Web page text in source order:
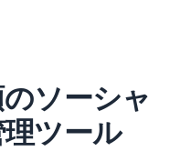
ソーシャ
ツール